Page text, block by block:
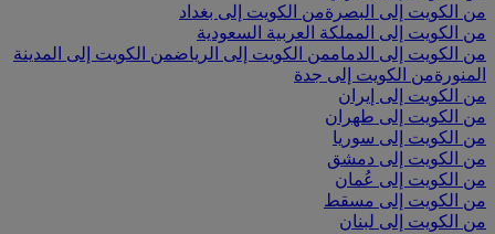
من الكويت إلى البصرةمن الكويت إلى بغداد
من الكويت إلى المملكة العربية السعودية
من الكويت إلى الدماممن الكويت إلى الرياضمن الكويت إلى المدينة
المنورةمن الكويت إلى جدة
من الكويت إلى إيران
من الكويت إلى طهران
من الكويت إلى سوريا
من الكويت إلى دمشق
من الكويت إلى عُمان
من الكويت إلى مسقط
من الكويت إلى لبنان